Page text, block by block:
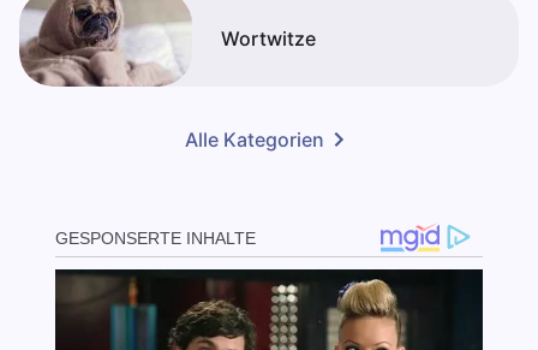
Wortwitze
Alle Kategorien